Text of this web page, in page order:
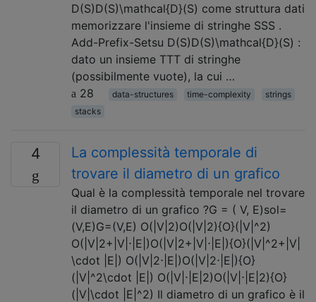
D(S)D(S)\mathcal{D}(S) come struttura dati
memorizzare l'insieme di stringhe SSS .
Add-Prefix-Setsu D(S)D(S)\mathcal{D}(S) :
dato un insieme TTT di stringhe
(possibilmente vuote), la cui …
28
data-structures time-complexity
strings
stacks
4
La complessità temporale di
trovare il diametro di un grafico
Qual è la complessità temporale nel trovare
il diametro di un grafico ?G = ( V, E)sol=
(V,E)G=(V,E) O(|V|2)O(|V|2){O}(|V|^2)
O(|V|2+|V|⋅|E|)O(|V|2+|V|⋅|E|){O}(|V|^2+|V|
\cdot |E|) O(|V|2⋅|E|)O(|V|2⋅|E|){O}
(|V|^2\cdot |E|) O(|V|⋅|E|2)O(|V|⋅|E|2){O}
(|V|\cdot |E|^2) Il diametro di un grafico è il